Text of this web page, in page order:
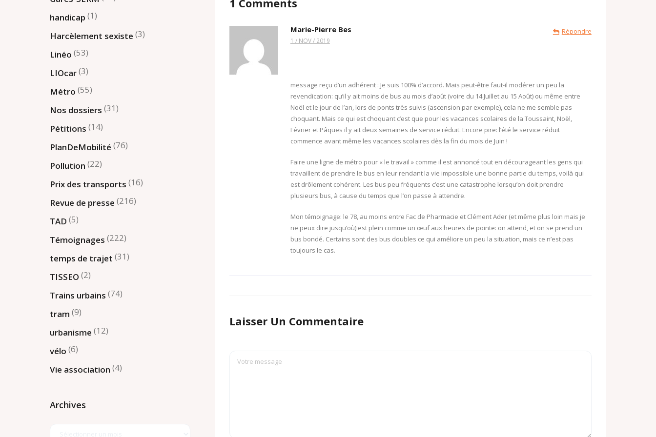
Marie-Pierre Bes
1 / NOV / 2019
Répondre
message reçu d’un adhérent : Je suis 100% d’accord. Mais peut-être faut-il modérer un peu la
revendication: qu’il y ait moins de bus au mois d’août (voire du 14 Juillet au 15 Août) ou même entre
Noël et le jour de l’an, lors de ponts très suivis (ascension par exemple), cela ne me semble pas
choquant. Mais ce qui est choquant c’est que pour les vacances scolaires de la Toussaint, Noël,
Février et Pâques il y ait deux semaines de service réduit. Encore pire: l’été le service réduit
commence avant même les vacances scolaires dès la fin du mois de Juin !
Faire une ligne de métro pour « le travail » comme il est annoncé tout en décourageant les gens qui
travaillent de prendre le bus en leur rendant la vie impossible une bonne partie du temps, voilà qui
est drôlement cohérent. Les bus peu fréquents c’est une catastrophe lorsqu’on doit prendre
plusieurs bus, à cause du temps que l’on passe à attendre.
Mon témoignage: le 78, au moins entre Fac de Pharmacie et Clément Ader (et même plus loin mais je
ne peux dire jusqu’où) est plein comme un œuf aux heures de pointe: on attend, et on se prend un
bus bondé. Certains sont des bus doubles ce qui améliore un peu la situation, mais ce n’est pas
toujours le cas.
Laisser Un Commentaire
handicap (1)
Harcèlement sexiste (3)
Linéo (53)
LIOcar(3)
Métro (55)
Nos dossiers (31)
Pétitions (14)
PlanDeMobilité (76)
Pollution (22)
Prix des transports (16)
Revue de presse (216)
TAD (5)
Témoignages (222)
temps de trajet (31)
TISSEO (2)
Trains urbains (74)
tram (9)
urbanisme (12)
vélo (6)
Vie association (4)
Archives